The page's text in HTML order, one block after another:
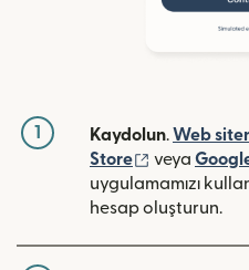
1 Kaydolun.Web
Store
(yeni
veya
uygulamamızı
hesap oluşturun.